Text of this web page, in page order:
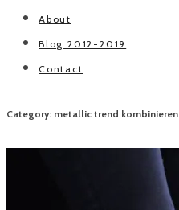
About
Blog 2012-2019
Contact
Category: metallic trend kombinieren